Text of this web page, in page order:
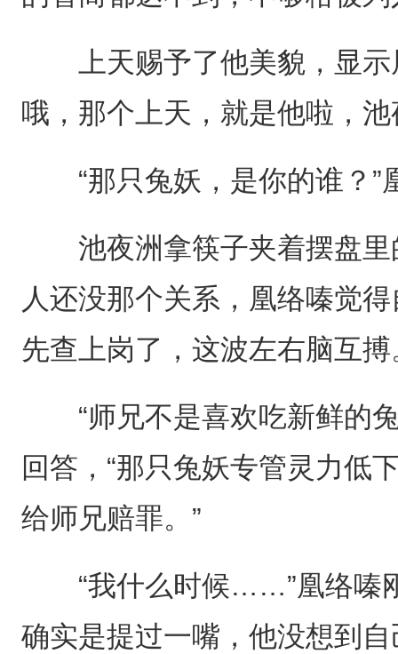
上天赐予了他美貌，显示
哦，那个上天，就是他啦，
“那只兔妖，是你的谁？”
池夜洲拿筷子夹着摆盘里
人还没那个关系，凰络嗪觉
先查上岗了，这波左右脑互搏
“师兄不是喜欢吃新鲜的兔
回答，“那只兔妖专管灵力低
给师兄赔罪。”
“我什么时候……”凰络嗪刚
确实是提过一嘴，他没想到